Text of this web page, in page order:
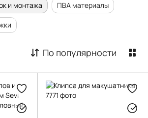
и монтажа ПВА материалы
По популярности